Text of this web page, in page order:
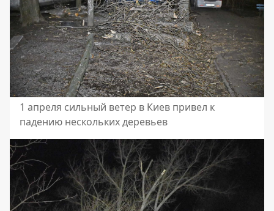
1 апреля сильный ветер в Киев привел к
падению нескольких деревьев